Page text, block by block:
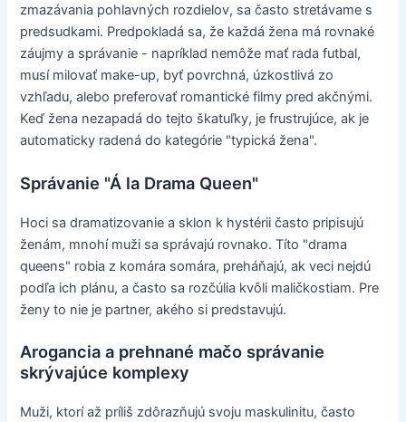
zmazávania pohlavných rozdielov, sa často stretávame s
predsudkami. Predpokladá sa, že každá žena má rovnaké
záujmy a správanie - napríklad nemôže mať rada futbal,
musí milovať make-up, byť povrchná, úzkostlivá zo
vzhľadu, alebo preferovať romantické filmy pred akčnými.
Keď žena nezapadá do tejto škatuľky, je frustrujúce, ak je
automaticky radená do kategórie "typická žena".
Správanie "Á la Drama Queen"
Hoci sa dramatizovanie a sklon k hystérii často pripisujú
ženám, mnohí muži sa správajú rovnako. Títo "drama
queens" robia z komára somára, preháňajú, ak veci nejdú
podľa ich plánu, a často sa rozčúlia kvôli maličkostiam. Pre
ženy to nie je partner, akého si predstavujú.
Arogancia a prehnané mačo správanie
skrývajúce komplexy
Muži, ktorí až príliš zdôrazňujú svoju maskulinitu, často